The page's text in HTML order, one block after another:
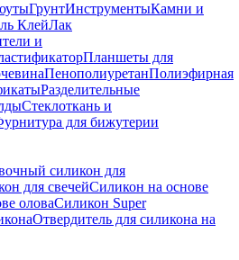
ГрунтИнструментыКамни и
КлейЛак
и
Планшеты для
ПенополиуретанПолиэфирная
Разделительные
Стеклоткань и
для бижутерии
силикон для
для свечейСиликон на основе
оловаСиликон Super
Отвердитель для силикона на